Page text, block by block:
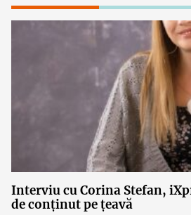
Interviu cu Corina Stefan,
de conținut pe țeavă